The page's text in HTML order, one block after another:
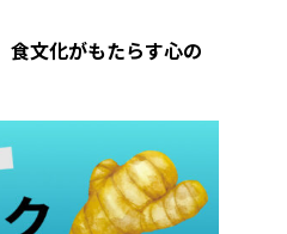
食文化がもたらす心の